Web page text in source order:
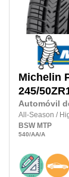
Michelin
245/
Automóvil
All-Season /
BSW MTP
540/AA/A